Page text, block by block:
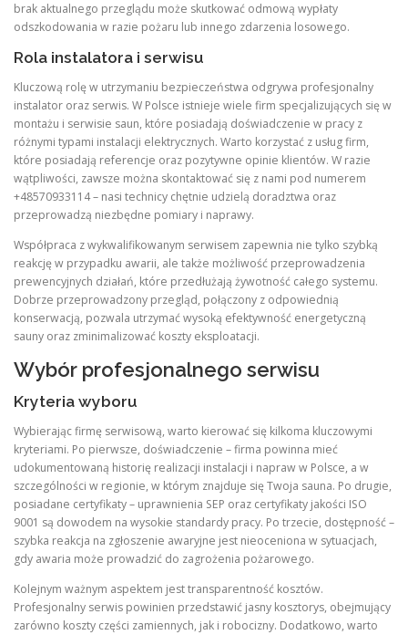
brak aktualnego przeglądu może skutkować odmową wypłaty
odszkodowania w razie pożaru lub innego zdarzenia losowego.
Rola instalatora i serwisu
Kluczową rolę w utrzymaniu bezpieczeństwa odgrywa profesjonalny
instalator oraz serwis. W Polsce istnieje wiele firm specjalizujących się w
montażu i serwisie saun, które posiadają doświadczenie w pracy z
różnymi typami instalacji elektrycznych. Warto korzystać z usług firm,
które posiadają referencje oraz pozytywne opinie klientów. W razie
wątpliwości, zawsze można skontaktować się z nami pod numerem
+48570933114 – nasi technicy chętnie udzielą doradztwa oraz
przeprowadzą niezbędne pomiary i naprawy.
Współpraca z wykwalifikowanym serwisem zapewnia nie tylko szybką
reakcję w przypadku awarii, ale także możliwość przeprowadzenia
prewencyjnych działań, które przedłużają żywotność całego systemu.
Dobrze przeprowadzony przegląd, połączony z odpowiednią
konserwacją, pozwala utrzymać wysoką efektywność energetyczną
sauny oraz zminimalizować koszty eksploatacji.
Wybór profesjonalnego serwisu
Kryteria wyboru
Wybierając firmę serwisową, warto kierować się kilkoma kluczowymi
kryteriami. Po pierwsze, doświadczenie – firma powinna mieć
udokumentowaną historię realizacji instalacji i napraw w Polsce, a w
szczególności w regionie, w którym znajduje się Twoja sauna. Po drugie,
posiadane certyfikaty – uprawnienia SEP oraz certyfikaty jakości ISO
9001 są dowodem na wysokie standardy pracy. Po trzecie, dostępność –
szybka reakcja na zgłoszenie awaryjne jest nieoceniona w sytuacjach,
gdy awaria może prowadzić do zagrożenia pożarowego.
Kolejnym ważnym aspektem jest transparentność kosztów.
Profesjonalny serwis powinien przedstawić jasny kosztorys, obejmujący
zarówno koszty części zamiennych, jak i robocizny. Dodatkowo, warto